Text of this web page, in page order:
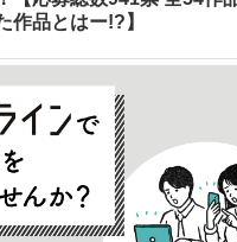
作品とはー!?】